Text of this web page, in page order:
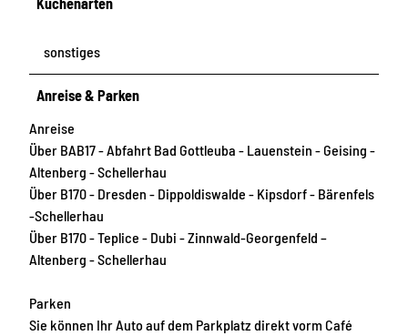
Küchenarten
sonstiges
Anreise & Parken
Anreise
Über BAB17 - Abfahrt Bad Gottleuba - Lauenstein - Geising -
Altenberg - Schellerhau
Über B170 - Dresden - Dippoldiswalde - Kipsdorf - Bärenfels
-Schellerhau
Über B170 - Teplice - Dubi - Zinnwald-Georgenfeld –
Altenberg - Schellerhau
Parken
Sie können Ihr Auto auf dem Parkplatz direkt vorm Café